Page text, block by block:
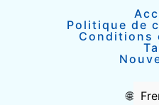
Politique de
Conditions
🌐